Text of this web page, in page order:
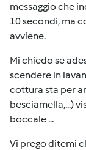
messaggio che
10 secondi, ma
avviene.
Mi chiedo se
scendere in
cottura sta per
besciamella,...)
boccale ...
Vi prego ditemi